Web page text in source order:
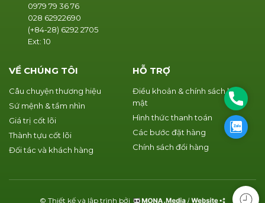
VỀ CHÚNG TÔI
Câu chuyện thương hiệu
Sứ mệnh & tầm nhìn
Giá trị cốt lõi
Thành tựu cốt lõi
Đối tác và khách hàng
HỖ TRỢ
Điều khoản & chính sách bảo
mật
Hình thức thanh toán
Các bước đặt hàng
Chính sách đổi hàng
0979 79 36 76
028 62922690
(+84-28) 6292 2705
Ext: 10
© Thiết kế và lập trình bởi
Phone
Zalo